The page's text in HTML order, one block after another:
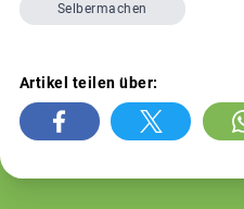
Selbermachen
Artikel teilen über: